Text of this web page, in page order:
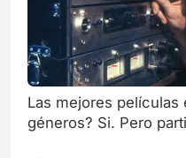
Las mejores
géneros? Si. Pero